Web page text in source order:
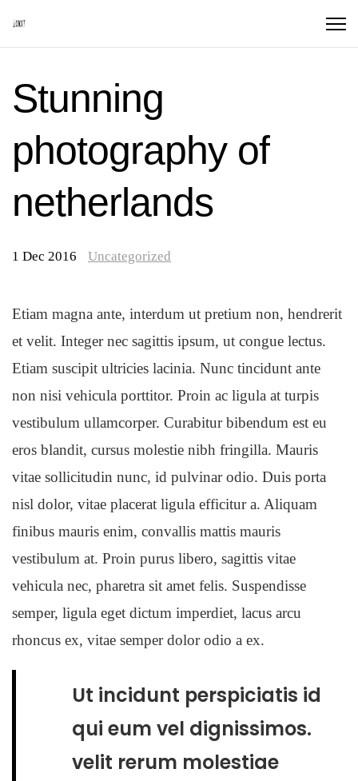
Stunning
photography of
netherlands
1 Dec 2016 Uncategorized
Etiam magna ante, interdum ut pretium non, hendrerit
et velit. Integer nec sagittis ipsum, ut congue lectus.
Etiam suscipit ultricies lacinia. Nunc tincidunt ante
non nisi vehicula porttitor. Proin ac ligula at turpis
vestibulum ullamcorper. Curabitur bibendum est eu
eros blandit, cursus molestie nibh fringilla. Mauris
vitae sollicitudin nunc, id pulvinar odio. Duis porta
nisl dolor, vitae placerat ligula efficitur a. Aliquam
finibus mauris enim, convallis mattis mauris
vestibulum at. Proin purus libero, sagittis vitae
vehicula nec, pharetra sit amet felis. Suspendisse
semper, ligula eget dictum imperdiet, lacus arcu
rhoncus ex, vitae semper dolor odio a ex.
Ut incidunt perspiciatis id
qui eum vel dignissimos.
velit rerum molestiae